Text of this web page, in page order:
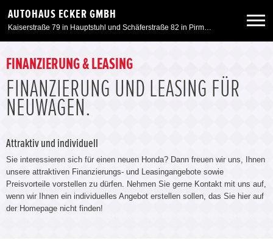
AUTOHAUS ECKER GMBH
Kaiserstraße 79 in Hauptstuhl und Schäferstraße 82 in Pirmasens
Neuwagen
Gebrauchtwagen
Service & Zubehör
Unser Autohaus
FINANZIERUNG & LEASING
FINANZIERUNG UND LEASING FÜR
NEUWAGEN.
Attraktiv und individuell
Sie interessieren sich für einen neuen Honda? Dann freuen wir uns, Ihnen
unsere attraktiven Finanzierungs- und Leasingangebote sowie
Preisvorteile vorstellen zu dürfen. Nehmen Sie gerne Kontakt mit uns auf,
wenn wir Ihnen ein individuelles Angebot erstellen sollen, das Sie hier auf
der Homepage nicht finden!